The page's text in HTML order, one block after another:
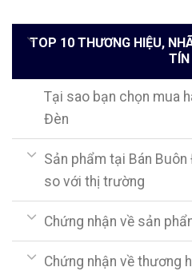
TOP 10 THƯƠNG HIỆU,
TÍN
Tại sao bạn chọn mua
Đèn
Sản phẩm tại Bán
so với thị trường
Chứng nhận về sản
Chứng nhận về thương